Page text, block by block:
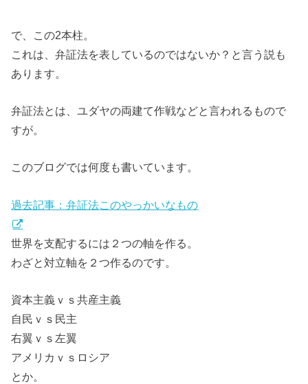
で、この2本柱。
これは、弁証法を表しているのではないか？と言う説も
あります。
弁証法とは、ユダヤの両建て作戦などと言われるもので
すが。
このブログでは何度も書いています。
過去記事：弁証法このやっかいなもの
世界を支配するには２つの軸を作る。
わざと対立軸を２つ作るのです。
資本主義ｖｓ共産主義
自民ｖｓ民主
右翼ｖｓ左翼
アメリカｖｓロシア
とか。